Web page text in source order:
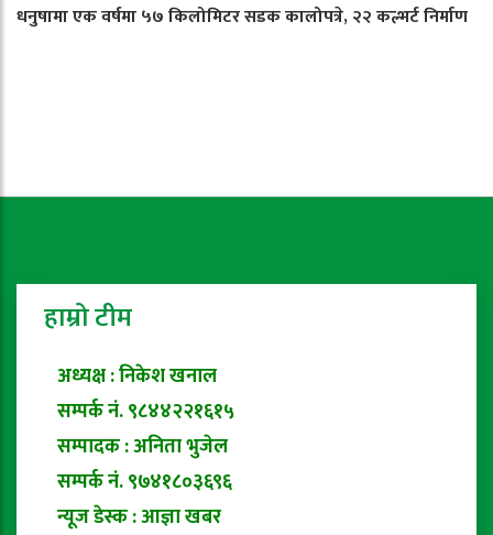
धनुषामा एक वर्षमा ५७ किलोमिटर सडक कालोपत्रे, २२ कल्भर्ट निर्माण
हाम्रो टीम
अध्यक्ष : निकेश खनाल
सम्पर्क नं. ९८४४२२१६१५
सम्पादक : अनिता भुजेल
सम्पर्क नं. ९७४१८०३६९६
न्यूज डेस्क : आज्ञा खबर